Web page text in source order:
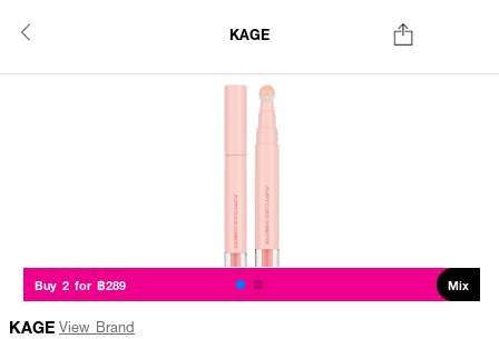
KAGE
Buy 2 for ฿289 Mix
KAGE View Brand